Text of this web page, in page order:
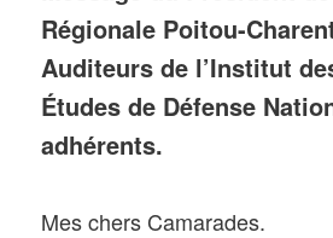
Régionale Poitou-
Auditeurs de l’Institut
Études de Défense
adhérents.
Mes chers Camarades.